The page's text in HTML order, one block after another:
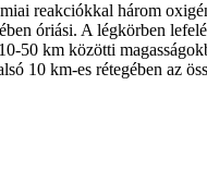
reakciókkal három
óriási. A légkörben
km közötti
10 km-es rétegében az